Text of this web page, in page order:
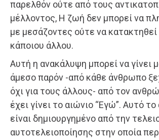
παρελθόν ούτε από τους
μέλλοντος, Η ζωή δεν μπορεί να
με μεσάζοντες ούτε να κατακτηθεί
κάποιου άλλου.
Αυτή η ανακάλυψη μπορεί να γίνει
άμεσο παρόν -από κάθε άνθρωπο
όχι για τους άλλους- από τον
έχει γίνει το αιώνιο “Εγώ”. Αυτό
είναι δημιουργημένο από την
αυτοτελειοποίησης στην οποία